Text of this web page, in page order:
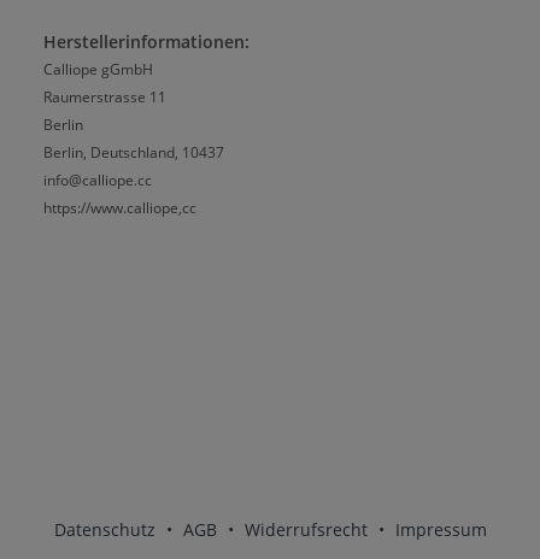
Herstellerinformationen:
Calliope gGmbH
Raumerstrasse 11
Berlin
Berlin, Deutschland, 10437
info@calliope.cc
https://www.calliope,cc
Datenschutz • AGB • Widerrufsrecht • Impressum